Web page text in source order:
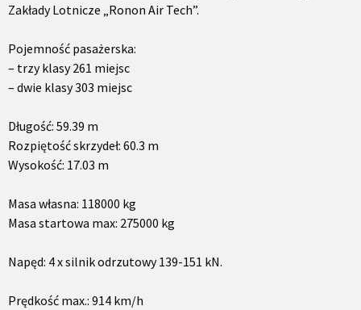
Zakłady Lotnicze „Ronon Air Tech”.
Pojemność pasażerska:
– trzy klasy 261 miejsc
– dwie klasy 303 miejsc
Długość: 59.39 m
Rozpiętość skrzydeł: 60.3 m
Wysokość: 17.03 m
Masa własna: 118000 kg
Masa startowa max: 275000 kg
Napęd: 4 x silnik odrzutowy 139-151 kN.
Prędkość max.: 914 km/h